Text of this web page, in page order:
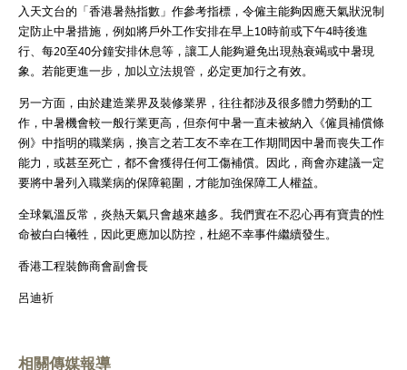
入天文台的「香港暑熱指數」作參考指標，令僱主能夠因應天氣狀況制
定防止中暑措施，例如將戶外工作安排在早上10時前或下午4時後進
行、每20至40分鐘安排休息等，讓工人能夠避免出現熱衰竭或中暑現
象。若能更進一步，加以立法規管，必定更加行之有效。
另一方面，由於建造業界及裝修業界，往往都涉及很多體力勞動的工
作，中暑機會較一般行業更高，但奈何中暑一直未被納入《僱員補償條
例》中指明的職業病，換言之若工友不幸在工作期間因中暑而喪失工作
能力，或甚至死亡，都不會獲得任何工傷補償。因此，商會亦建議一定
要將中暑列入職業病的保障範圍，才能加強保障工人權益。
全球氣溫反常，炎熱天氣只會越來越多。我們實在不忍心再有寶貴的性
命被白白犧牲，因此更應加以防控，杜絕不幸事件繼續發生。
香港工程裝飾商會副會長
呂迪祈
相關傳媒報導